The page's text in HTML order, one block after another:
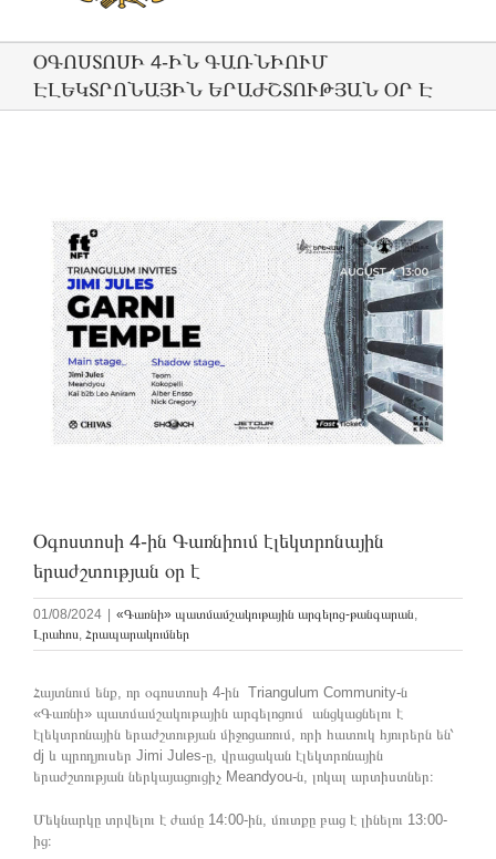
ՕԳՈՍՏՈՍԻ 4-ԻՆ ԳԱՌՆԻՈՒՄ
ԷԼԵԿՏՐՈՆԱՅԻՆ ԵՐԱԺՇՏՈՒԹՅԱՆ ՕՐ Է
Image
Օգոստոսի 4-ին Գառնիում էլեկտրոնային
երաժշտության օր է
01/08/2024 «Գառնի» պատմամշակութային արգելոց-թանգարան,
Լրահոս, Հրապարակումներ
Հայտնում ենք, որ օգոստոսի 4-ին Triangulum Community-ն
«Գառնի» պատմամշակութային արգելոցում անցկացնելու է
էլեկտրոնային երաժշտության միջոցառում, որի հատուկ հյուրերն են՝
dj և պրոդյուսեր Jimi Jules-ը, վրացական էլեկտրոնային
երաժշտության ներկայացուցիչ Meandyou-ն, լոկալ արտիստներ։
Մեկնարկը տրվելու է ժամը 14:00-ին, մուտքը բաց է լինելու 13։00-
ից։